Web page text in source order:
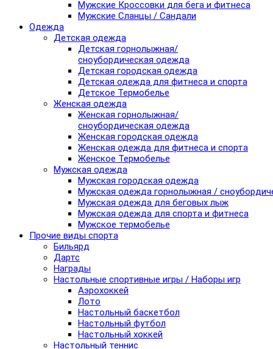
Мужские Кроссовки для бега и фитнеса
Мужские Сланцы / Сандали
Одежда
Детская одежда
Детская горнолыжная/
сноубордическая одежда
Детская городская одежда
Детская одежда для фитнеса и спорта
Детское Термобелье
Женская одежда
Женская горнолыжная/
сноубордическая одежда
Женская городская одежда
Женская одежда для фитнеса и спорта
Женское Термобелье
Мужская одежда
Мужская городская одежда
Мужская одежда горнолыжная /
Мужская одежда для беговых лыж
Мужская одежда для спорта и фитнеса
Мужское термобелье
Прочие виды спорта
Бильярд
Дартс
Награды
Настольные спортивные игры / Наборы игр
Аэрохоккей
Лото
Настольный баскетбол
Настольный футбол
Настольный хоккей
Настольный теннис